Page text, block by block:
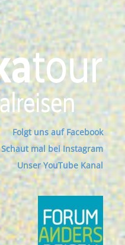
Folgt uns auf Facebook
Schaut mal bei Instagram
Unser YouTube Kanal